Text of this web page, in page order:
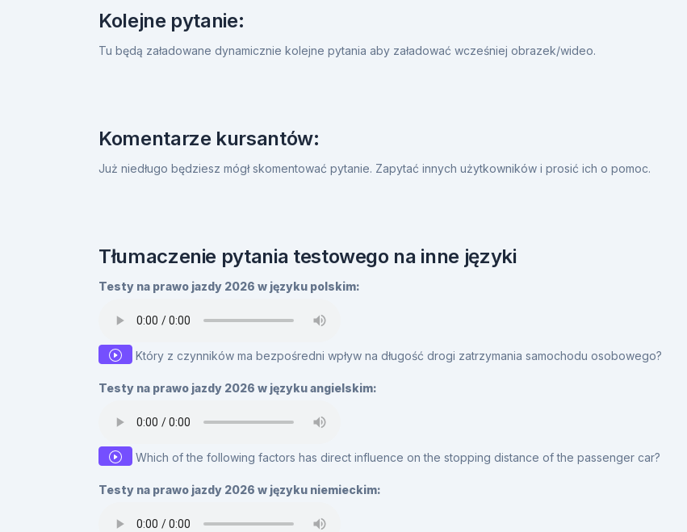
Kolejne pytanie:
Tu będą załadowane dynamicznie kolejne pytania aby załadować wcześniej obrazek/wideo.
Komentarze kursantów:
Już niedługo będziesz mógł skomentować pytanie. Zapytać innych użytkowników i prosić ich o pomoc.
Tłumaczenie pytania testowego na inne języki
Testy na prawo jazdy 2026 w języku polskim:
Który z czynników ma bezpośredni wpływ na długość drogi zatrzymania samochodu osobowego?
Testy na prawo jazdy 2026 w języku angielskim:
Which of the following factors has direct influence on the stopping distance of the passenger car?
Testy na prawo jazdy 2026 w języku niemieckim: